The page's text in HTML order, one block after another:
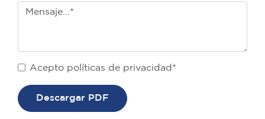
Acepto políticas de privacidad*
Descargar PDF